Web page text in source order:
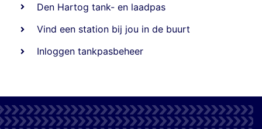
Den Hartog tank- en laadpas
Vind een station bij jou in de buurt
Inloggen tankpasbeheer